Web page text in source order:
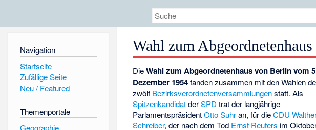
Navigation
Startseite
Zufällige Seite
Neu / Featured
Themenportale
Geographie
Wahl zum
DieWahl zum Abgeordnetenhaus von Berlin vom
Dezember 1954fanden zusammen mit den Wahlen
zwölf Bezirksverordnetenversammlungenstatt. Als
SpitzenkandidatderSPD trat der langjährige
ParlamentspräsidentOtto Suhran, für dieCDU
Schreiber, der nach dem Tod Ernst Reuters im